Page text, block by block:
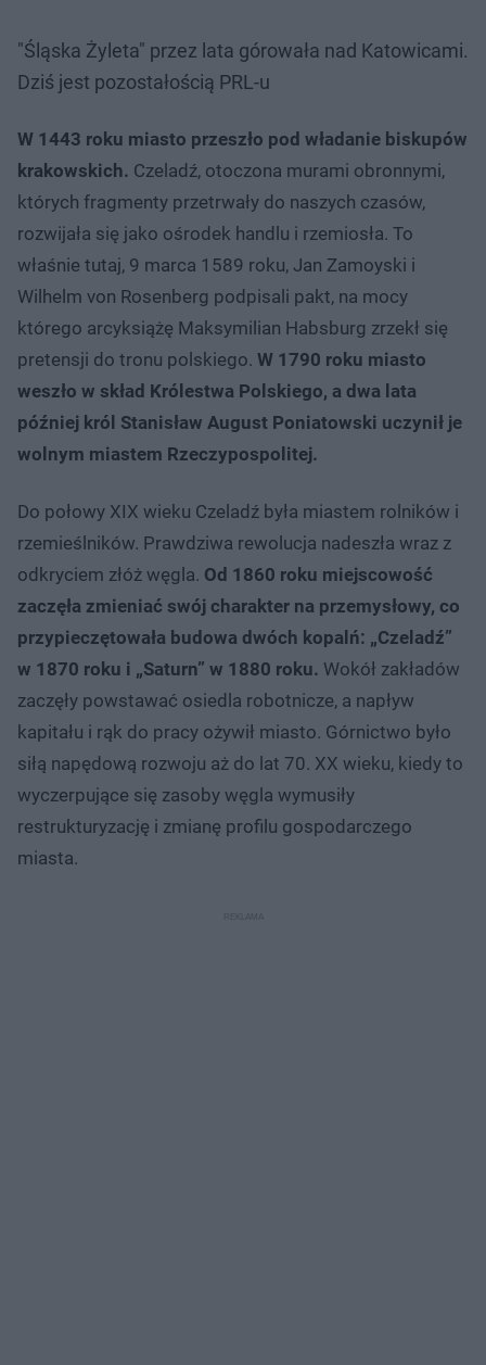
"Śląska Żyleta" przez lata górowała nad Katowicami.
Dziś jest pozostałością PRL-u
W 1443 roku miasto przeszło pod władanie biskupów
krakowskich. Czeladź, otoczona murami obronnymi,
których fragmenty przetrwały do naszych czasów,
rozwijała się jako ośrodek handlu i rzemiosła. To
właśnie tutaj, 9 marca 1589 roku, Jan Zamoyski i
Wilhelm von Rosenberg podpisali pakt, na mocy
którego arcyksiążę Maksymilian Habsburg zrzekł się
pretensji do tronu polskiego. W 1790 roku miasto
weszło w skład Królestwa Polskiego, a dwa lata
później król Stanisław August Poniatowski uczynił je
wolnym miastem Rzeczypospolitej.
Do połowy XIX wieku Czeladź była miastem rolników i
rzemieślników. Prawdziwa rewolucja nadeszła wraz z
odkryciem złóż węgla. Od 1860 roku miejscowość
zaczęła zmieniać swój charakter na przemysłowy, co
przypieczętowała budowa dwóch kopalń: „Czeladź”
w 1870 roku i „Saturn” w 1880 roku. Wokół zakładów
zaczęły powstawać osiedla robotnicze, a napływ
kapitału i rąk do pracy ożywił miasto. Górnictwo było
siłą napędową rozwoju aż do lat 70. XX wieku, kiedy to
wyczerpujące się zasoby węgla wymusiły
restrukturyzację i zmianę profilu gospodarczego
miasta.